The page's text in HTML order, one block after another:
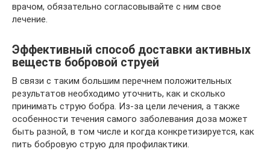
врачом, обязательно согласовывайте с ним свое
лечение.
Эффективный способ доставки активных
веществ бобровой струей
В связи с таким большим перечнем положительных
результатов необходимо уточнить, как и сколько
принимать струю бобра. Из-за цели лечения, а также
особенности течения самого заболевания доза может
быть разной, в том числе и когда конкретизируется, как
пить бобровую струю для профилактики.